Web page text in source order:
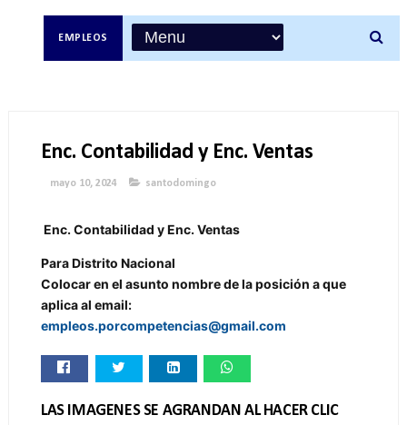
EMPLEOS
Enc. Contabilidad y Enc. Ventas
mayo 10, 2024 santodomingo
Enc. Contabilidad y Enc. Ventas
Para Distrito Nacional
Colocar en el asunto nombre de la posición a que
aplica al email:
empleos.porcompetencias@gmail.com
LAS IMAGENES SE AGRANDAN AL HACER CLIC